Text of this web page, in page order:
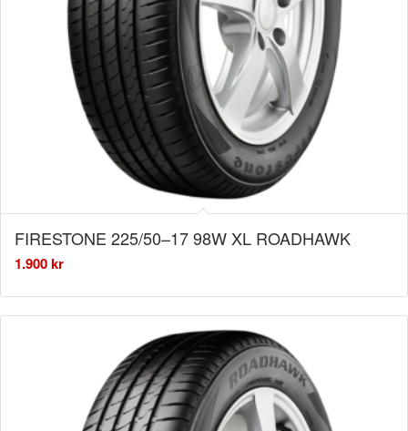
FIRESTONE 225/50–17 98W XL ROADHAWK
1.900kr